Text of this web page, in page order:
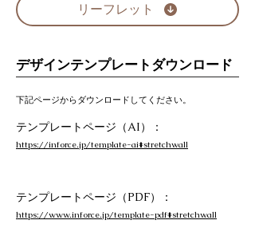
リーフレット
デザインテンプレートダウンロード
下記ページからダウンロードしてください。
テンプレートページ（AI）：
https://inforce.jp/template-ai#stretchwall
テンプレートページ（PDF）：
https://www.inforce.jp/template-pdf#stretchwall